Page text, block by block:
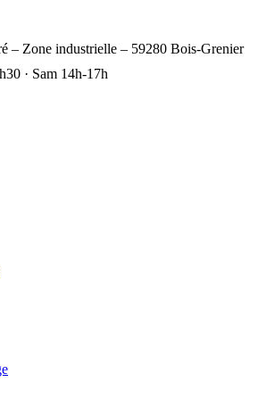
– Zone industrielle – 59280 Bois-Grenier
· Sam 14h-17h